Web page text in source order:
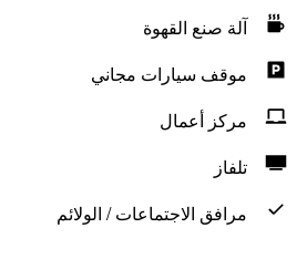
آلة صنع القهوة
موقف سيارات مجاني
مركز أعمال
تلفاز
مرافق الاجتماعات / الولائم